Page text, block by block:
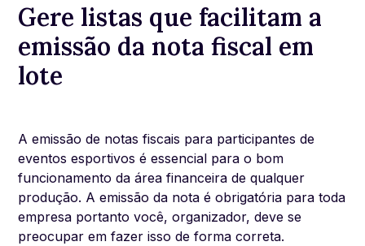
Gere listas que facilitam a
emissão da nota fiscal em
lote
A emissão de notas fiscais para participantes de
eventos esportivos é essencial para o bom
funcionamento da área financeira de qualquer
produção. A emissão da nota é obrigatória para toda
empresa portanto você, organizador, deve se
preocupar em fazer isso de forma correta.